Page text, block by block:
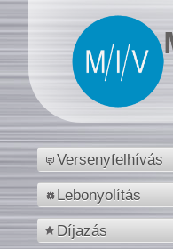
Versenyfelhívás
Lebonyolítás
Díjazás